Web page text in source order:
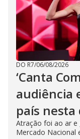
DO R7/06/08/2026
‘Canta
audiência
país
Atração foi ao ar e
Mercado Nacional